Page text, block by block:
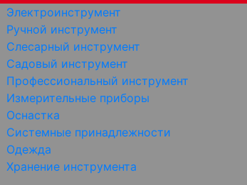
Электроинструмент
Ручной инструмент
Слесарный инструмент
Садовый инструмент
Профессиональный инструмент
Измерительные приборы
Оснастка
Системные принадлежности
Одежда
Хранение инструмента